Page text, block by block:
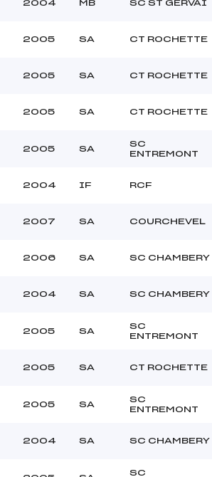
2004 MB SC ST GERVAI
2005 SA CT ROCHETTE
2005 SA CT ROCHETTE
2005 SA CT ROCHETTE
2005 SA
SC
ENTREMONT
2004 IF RCF
2007 SA COURCHEVEL
2006 SA SC CHAMBERY
2004 SA SC CHAMBERY
2005 SA
SC
ENTREMONT
2005 SA CT ROCHETTE
2005 SA
SC
ENTREMONT
2004 SA SC CHAMBERY
SC